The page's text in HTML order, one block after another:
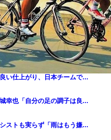
い仕上がり、日本チームで...
幸也「自分の足の調子は良...
ストも実らず「雨はもう嫌...